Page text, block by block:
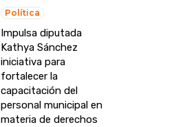
Política
Impulsa diputada
Kathya Sánchez
iniciativa para
fortalecer la
capacitación del
personal municipal en
materia de derechos